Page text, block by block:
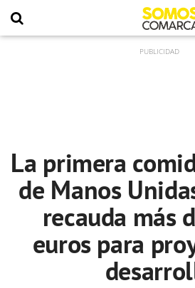
La primera
de Manos
recauda más
euros para